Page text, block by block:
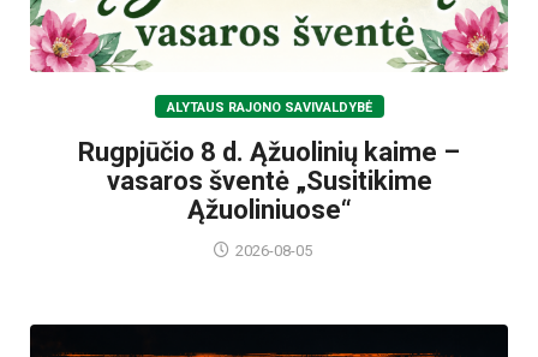
ALYTAUS RAJONO SAVIVALDYBĖ
Rugpjūčio 8 d. Ąžuolinių kaime –
vasaros šventė „Susitikime
Ąžuoliniuose“
2026-08-05